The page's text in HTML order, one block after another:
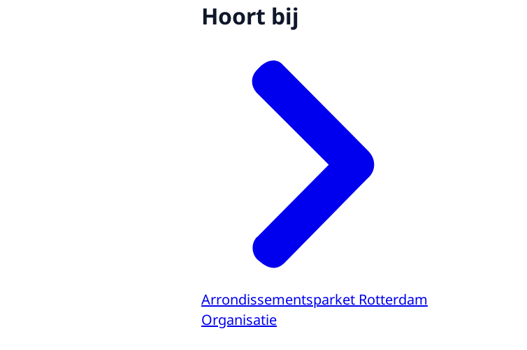
Hoort bij
Arrondissementsparket Rotterdam
Organisatie